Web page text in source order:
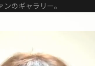
のギャラリー。